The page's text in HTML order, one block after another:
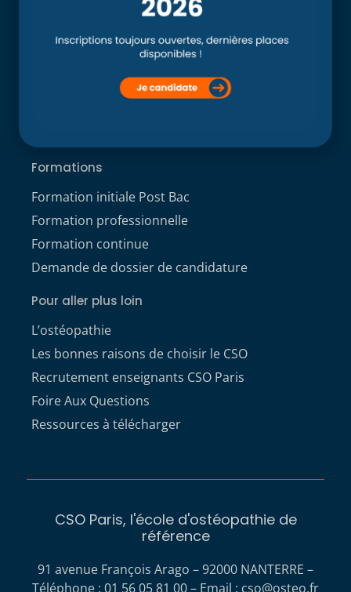
Clinique ostéopathique interne du CSO Paris
Service aux étudiants
Formations
Formation initiale Post Bac
Formation professionnelle
Formation continue
Demande de dossier de candidature
Pour aller plus loin
L’ostéopathie
Les bonnes raisons de choisir le CSO
Recrutement enseignants CSO Paris
Foire Aux Questions
Ressources à télécharger
CSO Paris, l'école d'ostéopathie de
référence
91 avenue François Arago – 92000 NANTERRE –
Téléphone : 01 56 05 81 00 – Email : cso@osteo.fr